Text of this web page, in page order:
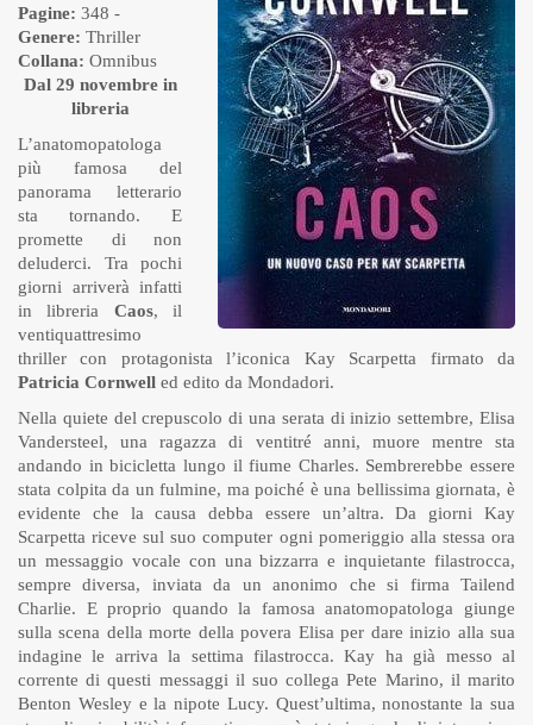
Pagine: 348 -
Genere: Thriller
Collana: Omnibus
Dal 29 novembre in
libreria
L’anatomopatologa
più famosa del
panorama letterario
sta tornando. E
promette di non
deluderci. Tra pochi
giorni arriverà infatti
in libreria Caos, il
ventiquattresimo
thriller con protagonista l’iconica Kay Scarpetta firmato da
Patricia Cornwell ed edito da Mondadori.
Nella quiete del crepuscolo di una serata di inizio settembre, Elisa
Vandersteel, una ragazza di ventitré anni, muore mentre sta
andando in bicicletta lungo il fiume Charles. Sembrerebbe essere
stata colpita da un fulmine, ma poiché è una bellissima giornata, è
evidente che la causa debba essere un’altra. Da giorni Kay
Scarpetta riceve sul suo computer ogni pomeriggio alla stessa ora
un messaggio vocale con una bizzarra e inquietante filastrocca,
sempre diversa, inviata da un anonimo che si firma Tailend
Charlie. E proprio quando la famosa anatomopatologa giunge
sulla scena della morte della povera Elisa per dare inizio alla sua
indagine le arriva la settima filastrocca. Kay ha già messo al
corrente di questi messaggi il suo collega Pete Marino, il marito
Benton Wesley e la nipote Lucy. Quest’ultima, nonostante la sua